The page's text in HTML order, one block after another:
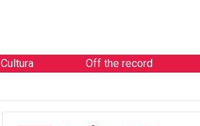
Cultura Off the record